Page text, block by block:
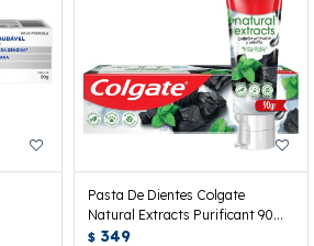
Pasta De Dientes Colgate
Natural Extracts Purificant 90
Grs.
$ 349